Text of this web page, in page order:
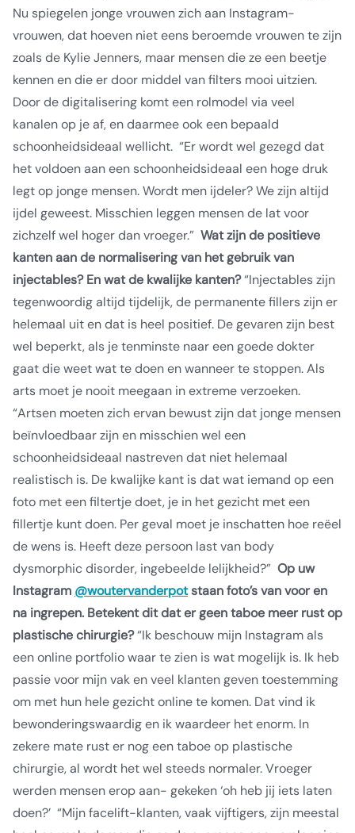
Nu spiegelen jonge vrouwen zich aan Instagram-
vrouwen, dat hoeven niet eens beroemde vrouwen te zijn
zoals de Kylie Jenners, maar mensen die ze een beetje
kennen en die er door middel van filters mooi uitzien.
Door de digitalisering komt een rolmodel via veel
kanalen op je af, en daarmee ook een bepaald
schoonheidsideaal wellicht. “Er wordt wel gezegd dat
het voldoen aan een schoonheidsideaal een hoge druk
legt op jonge mensen. Wordt men ijdeler? We zijn altijd
ijdel geweest. Misschien leggen mensen de lat voor
zichzelf wel hoger dan vroeger.” Wat zijn de positieve
kanten aan de normalisering van het gebruik van
injectables? En wat de kwalijke kanten?“Injectables zijn
tegenwoordig altijd tijdelijk, de permanente fillers zijn er
helemaal uit en dat is heel positief. De gevaren zijn best
wel beperkt, als je tenminste naar een goede dokter
gaat die weet wat te doen en wanneer te stoppen. Als
arts moet je nooit meegaan in extreme verzoeken.
“Artsen moeten zich ervan bewust zijn dat jonge mensen
beïnvloedbaar zijn en misschien wel een
schoonheidsideaal nastreven dat niet helemaal
realistisch is. De kwalijke kant is dat wat iemand op een
foto met een filtertje doet, je in het gezicht met een
fillertje kunt doen. Per geval moet je inschatten hoe reëel
de wens is. Heeft deze persoon last van body
dysmorphic disorder, ingebeelde lelijkheid?” Op uw
Instagram @woutervanderpotstaan foto’s van voor en
na ingrepen. Betekent dit dat er geen taboe meer rust op
plastische chirurgie?“Ik beschouw mijn Instagram als
een online portfolio waar te zien is wat mogelijk is. Ik heb
passie voor mijn vak en veel klanten geven toestemming
om met hun hele gezicht online te komen. Dat vind ik
bewonderingswaardig en ik waardeer het enorm. In
zekere mate rust er nog een taboe op plastische
chirurgie, al wordt het wel steeds normaler. Vroeger
werden mensen erop aan- gekeken ‘oh heb jij iets laten
doen?’ “Mijn facelift-klanten, vaak vijftigers, zijn meestal